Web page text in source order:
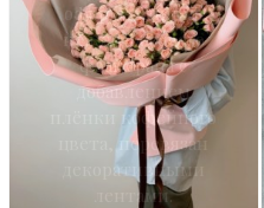
оформлении из
нежно-розового
фоамерана с
добавлением
плёнки кофейного
цвета, перевязан
декоративными
лентами.